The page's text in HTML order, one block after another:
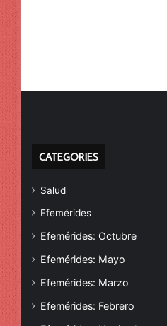
CATEGORIES
Salud
Efemérides
Efemérides: Octubre
Efemérides: Mayo
Efemérides: Marzo
Efemérides: Febrero